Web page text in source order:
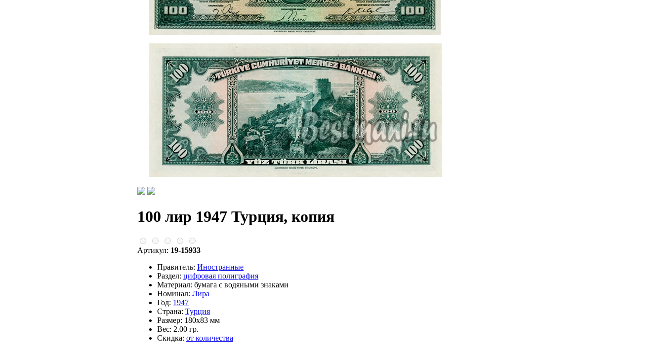
100 лир 1947 Турция, копия
Артикул: 19-15933
Правитель: Иностранные
Раздел: цифровая полиграфия
Материал: бумага с водяными знаками
Номинал: Лира
Год: 1947
Страна: Турция
Размер: 180х83 мм
Вес: 2.00 гр.
Скидка: от количества